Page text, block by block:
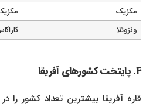
مکزیک
ونزوئلا
کاراکاس
قاره آفریقا بیشترین تعداد کشور را در